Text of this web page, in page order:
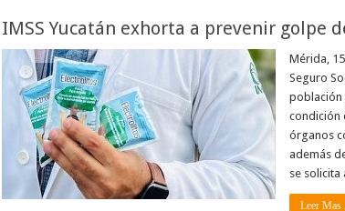
IMSS Yucatán exhorta a prevenir golpe
Mérida,
Seguro
población
condición
órganos
además
se
Leer Mas